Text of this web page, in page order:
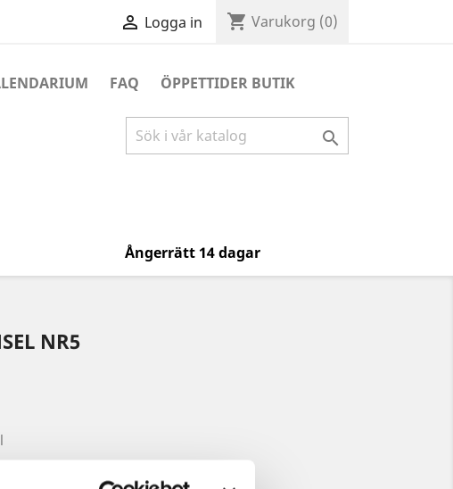
 Logga in shopping_cart Varukorg (0)
FAQ ÖPPETTIDER BUTIK

Ångerrätt 14 dagar
NR5